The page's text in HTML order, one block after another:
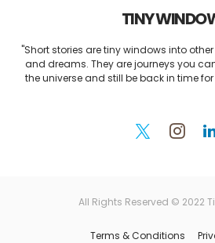
TINY
"Short stories are tiny windows into
and dreams. They are journeys you
the universe and still be back in time
All Rights Reserved © 2022
Terms & Conditions